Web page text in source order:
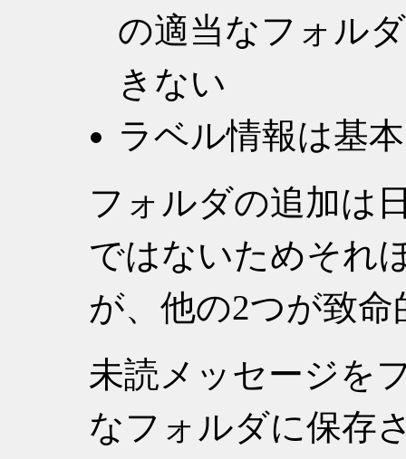
の適当なフォル
きない
ラベル情報は基
フォルダの追加は
ではないためそれ
が、他の2つが致
未読メッセージを
なフォルダに保存